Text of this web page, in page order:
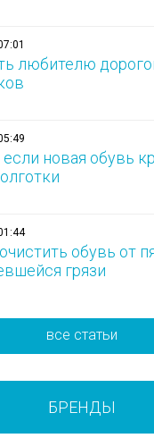
любителю
новая обувь
обувь от
грязи
все статьи
БРЕНДЫ